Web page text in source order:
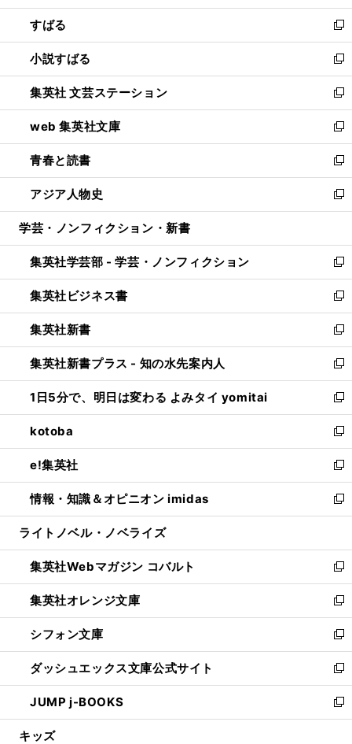
開
く
ウ
で
開
く
ン
ド
ウ
で
開
く
すばる
新
し
い
ウ
ィ
ン
ド
ウ
で
開
く
小説すばる
新
し
い
ウ
ィ
ン
ド
ウ
で
開
集英社 文芸ステーション
新
し
い
ウ
ィ
ン
ド
ウ
開
く
web 集英社文庫
新
し
い
ウ
ィ
ン
ウ
で
開
く
青春と読書
新
し
い
ウ
ン
ド
ウ
で
開
く
アジア人物史
新
し
ウ
ィ
ン
ド
ウ
で
開
く
学芸・ノンフィクション・新書
集英社学芸部 - 学芸・ノンフィクション
新
し
い
ウ
ィ
ン
ド
ウ
で
開
く
集英社ビジネス書
新
し
い
ウ
ィ
ン
ド
ウ
で
開
く
集英社新書
新
し
い
ウ
ィ
ン
ド
ウ
で
開
く
集英社新書プラス - 知の水先案内人
新
し
い
ウ
ィ
ン
ド
ウ
で
開
1日5分で、明日は変わる よみタイ yomitai
新
し
い
ウ
ィ
ン
ド
ウ
開
く
kotoba
新
し
い
ウ
ィ
ン
ウ
で
開
く
e!集英社
新
し
い
ウ
ン
ド
ウ
で
開
く
情報・知識＆オピニオン imidas
新
し
ウ
ィ
ン
ド
ウ
で
開
く
ライトノベル・ノベライズ
集英社Webマガジン コバルト
新
し
い
ウ
ィ
ン
ド
ウ
で
開
集英社オレンジ文庫
新
し
い
ウ
ィ
ン
ド
ウ
シフォン文庫
新
し
い
ウ
ィ
ン
ダッシュエックス文庫公式サイト
新
し
い
ウ
JUMP j-BOOKS
新
し
キッズ